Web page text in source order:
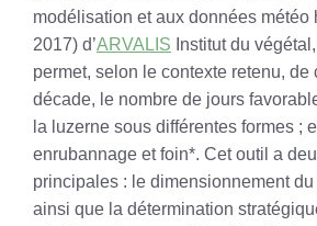
modélisation et aux données météo
2017) d’ARVALIS Institut du
permet, selon le contexte retenu, de
décade, le nombre de jours
la luzerne sous différentes formes ;
enrubannage et foin*. Cet outil a
principales : le dimensionnement du
ainsi que la détermination